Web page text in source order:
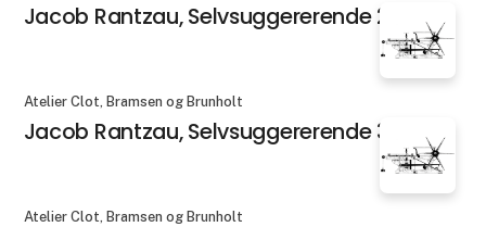
Jacob Rantzau, Selvsuggererende 2
Atelier Clot, Bramsen og Brunholt
Jacob Rantzau, Selvsuggererende 3
Atelier Clot, Bramsen og Brunholt